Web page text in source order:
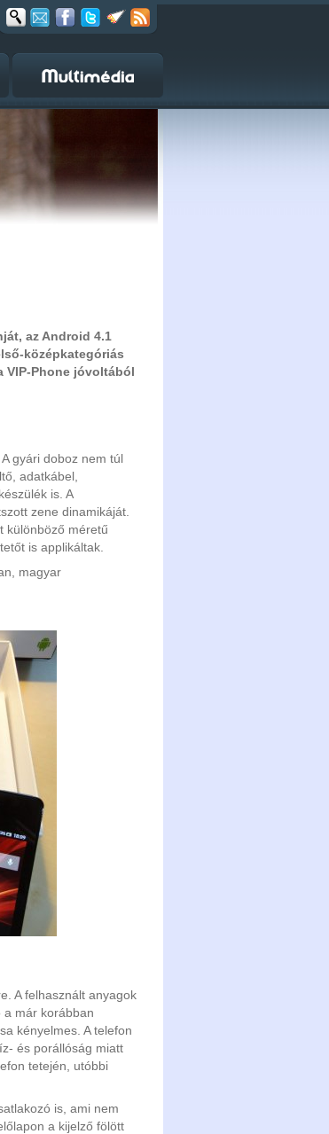
az Android 4.1
középkategóriás
VIP-Phone jóvoltából
gyári doboz nem túl
adatkábel,
is. A
zene dinamikáját.
különböző méretű
is applikáltak.
magyar
A felhasznált anyagok
a már korábban
kényelmes. A telefon
és porállóság miatt
tetején, utóbbi
is, ami nem
a kijelző fölött